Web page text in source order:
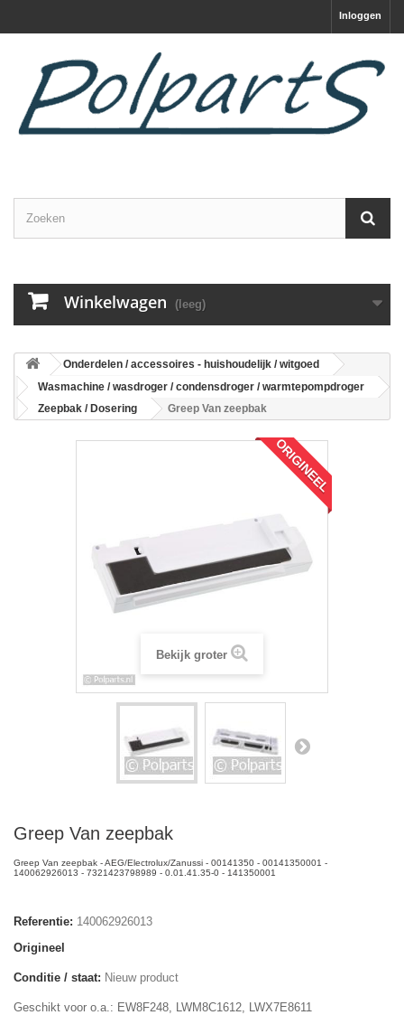
Inloggen
Winkelwagen (leeg)
Onderdelen / accessoires - huishoudelijk / witgoed
Wasmachine / wasdroger / condensdroger / warmtepompdroger
Zeepbak / Dosering
Greep Van zeepbak
ORIGINEEL
Bekijk groter
Greep Van zeepbak
Greep Van zeepbak - AEG/Electrolux/Zanussi - 00141350 - 00141350001 -
140062926013 - 7321423798989 - 0.01.41.35-0 - 141350001
Referentie: 140062926013
Origineel
Conditie / staat: Nieuw product
Geschikt voor o.a.: EW8F248, LWM8C1612, LWX7E8611